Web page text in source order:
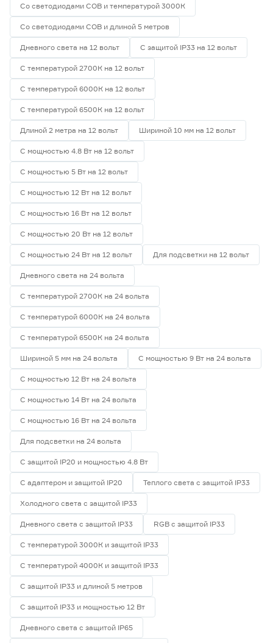
Со светодиодами СОВ и температурой 3000К
Со светодиодами СОВ и длиной 5 метров
Дневного света на 12 вольт С защитой IP33 на 12 вольт
С температурой 2700К на 12 вольт
С температурой 6000К на 12 вольт
С температурой 6500К на 12 вольт
Длиной 2 метра на 12 вольт Шириной 10 мм на 12 вольт
С мощностью 4.8 Вт на 12 вольт
С мощностью 5 Вт на 12 вольт
С мощностью 12 Вт на 12 вольт
С мощностью 16 Вт на 12 вольт
С мощностью 20 Вт на 12 вольт
С мощностью 24 Вт на 12 вольт Для подсветки на 12 вольт
Дневного света на 24 вольта
С температурой 2700К на 24 вольта
С температурой 6000К на 24 вольта
С температурой 6500К на 24 вольта
Шириной 5 мм на 24 вольта С мощностью 9 Вт на 24 вольта
С мощностью 12 Вт на 24 вольта
С мощностью 14 Вт на 24 вольта
С мощностью 16 Вт на 24 вольта
Для подсветки на 24 вольта
С защитой IP20 и мощностью 4.8 Вт
С адаптером и защитой IP20 Теплого света с защитой IP33
Холодного света с защитой IP33
Дневного света с защитой IP33 RGB с защитой IP33
С температурой 3000К и защитой IP33
С температурой 4000К и защитой IP33
С защитой IP33 и длиной 5 метров
С защитой IP33 и мощностью 12 Вт
Дневного света с защитой IP65